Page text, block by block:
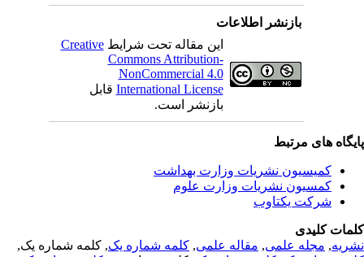
بازنشر اطلاعات
این مقاله تحت شرایطCreative
Commons Attribution-
NonCommercial 4.0
International Licenseقابل
بازنشر است.
های مرتبط
کمیسیون نشریات وزارت بهداشت
کمسیون نشریات وزارت علوم
شرکت یکتاوب
کلیدی
,مجله علمی, مقاله علمی, کلمه شماره یک, کلمه شماره یک,